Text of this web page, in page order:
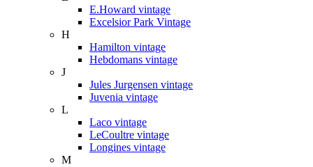
E.Howard vintage
Excelsior Park Vintage
H
Hamilton vintage
Hebdomans vintage
J
Jules Jurgensen vintage
Juvenia vintage
L
Laco vintage
LeCoultre vintage
Longines vintage
M